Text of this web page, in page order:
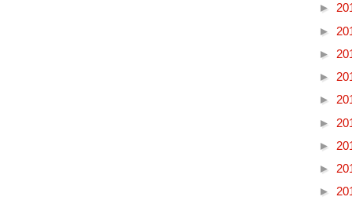
►
►
►
►
►
►
►
►
►